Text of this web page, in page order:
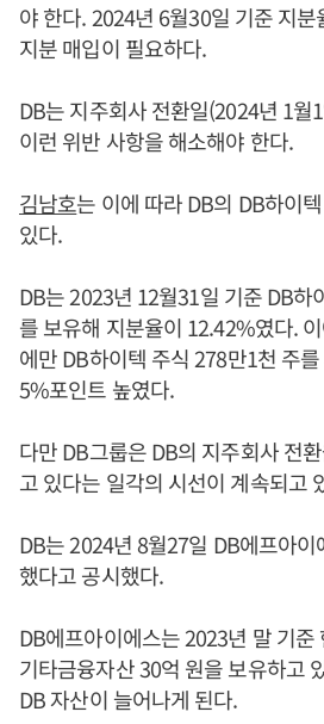
야 한다. 2024년 6월30일 기준 지
지분 매입이 필요하다.
DB는 지주회사 전환일(2024년 1월
이런 위반 사항을 해소해야 한다.
김남호는 이에 따라 DB의 DB하이
있다.
DB는 2023년 12월31일 기준 DB하
를 보유해 지분율이 12.42%였다.
에만 DB하이텍 주식 278만1천 주
5%포인트 높였다.
다만 DB그룹은 DB의 지주회사 전
고 있다는 일각의 시선이 계속되고
DB는 2024년 8월27일 DB에프아
했다고 공시했다.
DB에프아이에스는 2023년 말 기준
기타금융자산 30억 원을 보유하고
DB 자산이 늘어나게 된다.